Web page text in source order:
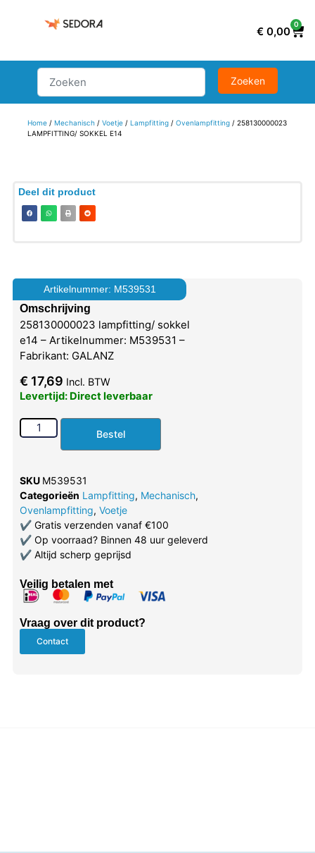
€ 0,00
0
Home/ Mechanisch/ Voetje/ Lampfitting/ Ovenlampfitting/ 258130000023
LAMPFITTING/ SOKKEL E14
Deel dit product
Artikelnummer: M539531
Omschrijving
258130000023 lampfitting/ sokkel
e14 – Artikelnummer: M539531 –
Fabrikant: GALANZ
€ 17,69 Incl. BTW
Levertijd: Direct leverbaar
Bestel
SKU M539531
Categorieën Lampfitting, Mechanisch,
Ovenlampfitting, Voetje
✔Gratis verzenden vanaf €100
✔Op voorraad? Binnen 48 uur geleverd
✔Altijd scherp geprijsd
Veilig betalen met
Vraag over dit product?
Contact